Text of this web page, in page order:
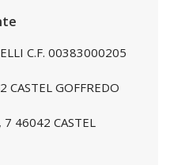
C.F. 00383000205
CASTEL GOFFREDO
7 46042 CASTEL